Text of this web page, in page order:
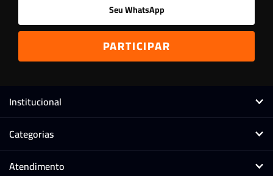
Institucional
Categorias
Atendimento